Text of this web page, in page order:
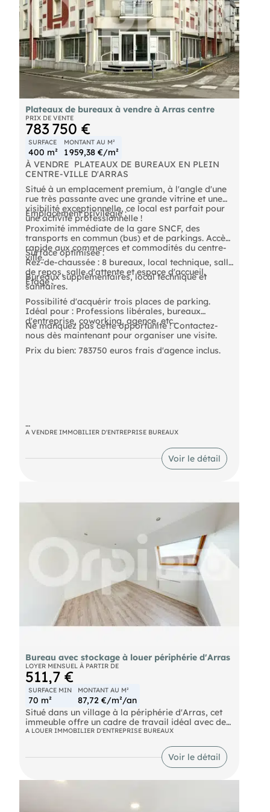
Pour plus d'informations ou organiser une visite,
contactez-nous dès maintenant !
Prix du bien: 299 000 EUROS
- Prix de vente : 299000 € TTC F.A.I
- Taxe foncière : 2242 € Preneur
- Honoraires : 1.56% TTC à la charge de
l'acquéreur (soit 4 724,00 € TTC)
- Charges annuelles : 960 € TTC
- Honoraires : 1800 € TTC à la charge du preneur
Plateaux de bureaux à vendre à Arras centre
PRIX DE VENTE
783 750 €
SURFACE
400 m²
MONTANT AU M²
1 959,38 €/m²
À VENDRE  PLATEAUX DE BUREAUX EN PLEIN
CENTRE-VILLE D'ARRAS
Situé à un emplacement premium, à l'angle d'une
rue très passante avec une grande vitrine et une
visibilité exceptionnelle, ce local est parfait pour
une activité professionnelle !
Emplacement privilégié :
Proximité immédiate de la gare SNCF, des
transports en commun (bus) et de parkings. Accès
rapide aux commerces et commodités du centre-
ville.
Surface optimisée :
Rez-de-chaussée : 8 bureaux, local technique, salle
de repos, salle d'attente et espace d'accueil.
Étage :
Bureaux supplémentaires, local technique et
sanitaires.
Possibilité d'acquérir trois places de parking.
Idéal pour : Professions libérales, bureaux
d'entreprise, coworking, agence, etc.
Ne manquez pas cette opportunité ! Contactez-
nous dès maintenant pour organiser une visite.
Prix du bien: 783750 euros frais d'agence inclus.
- Prix de vente : 783750 € TTC F.A.I
l'acquéreur
A VENDRE IMMOBILIER D'ENTREPRISE BUREAUX
Voir le détail
Bureau avec stockage à louer périphérie d'Arras
LOYER MENSUEL À PARTIR DE
511,7 €
SURFACE MIN
70 m²
MONTANT AU M²
87,72 €/m²/an
Situé dans un village à la périphérie d'Arras, cet
immeuble offre un cadre de travail idéal avec des
bureaux spacieux et un espace de stockage au
recherche d'un environnement tranquille et
accessible.
Dans un village paisible, à seulement quelques
Un environnement de travail agréable, loin du
A LOUER IMMOBILIER D'ENTREPRISE BUREAUX
Voir le détail